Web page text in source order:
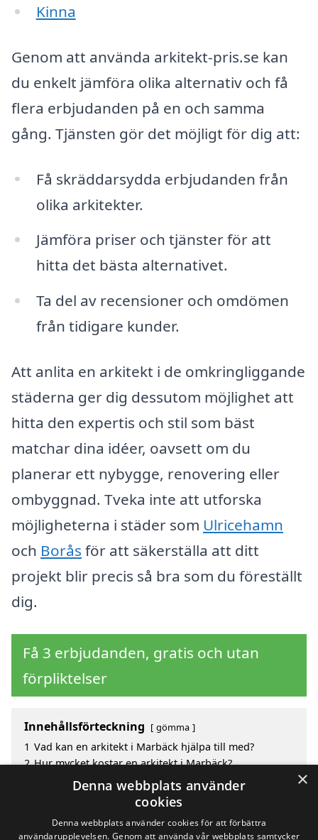
Kinna
Genom att använda arkitekt-pris.se kan
du enkelt jämföra olika alternativ och få
flera erbjudanden på en och samma
gång. Tjänsten gör det möjligt för dig att:
Få skräddarsydda erbjudanden från
olika arkitekter.
Jämföra priser och tjänster för att
hitta det bästa alternativet.
Ta del av recensioner och omdömen
från tidigare kunder.
Att anlita en arkitekt i de omkringliggande
städerna ger dig dessutom möjlighet att
hitta den expertis och stil som bäst
matchar dina idéer, oavsett om du
planerar ett nybygge, renovering eller
ombyggnad. Tveka inte att utforska
möjligheterna i städer som Ulricehamn
och Borås för att säkerställa att ditt
projekt blir precis så bra som du föreställt
dig.
Få 3 erbjudanden, gratis och utan
förpliktelser
Innehållsförteckning gömma
1 Vad kan en arkitekt i Marbäck hjälpa till med?
2 Hur mycket kostar en arkitekt i Marbäck?
Fördelar med att välja arkitekt i Marbäck
Sök efter en skicklig arkitekt i de omgivande städerna
×
Denna webbplats använder
cookies
Denna webbplats använder cookies för att förbättra
användarupplevelsen. Genom att använda vår webbplats samtycker